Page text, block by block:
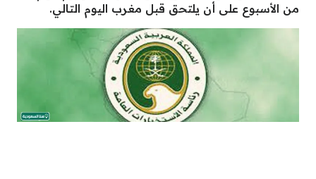
من الأسبوع على أن يلتحق قبل مغرب اليوم التالي.